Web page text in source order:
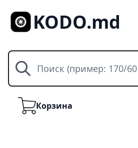
KODO.md
Поиск
КорзинаКорзина